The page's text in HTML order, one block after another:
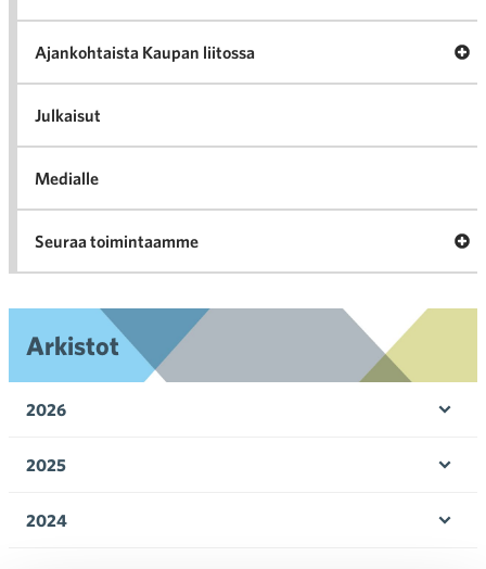
Ajankohtaista Kaupan liitossa
Julkaisut
Medialle
Seuraa toimintaamme
Arkistot
2026
2025
2024